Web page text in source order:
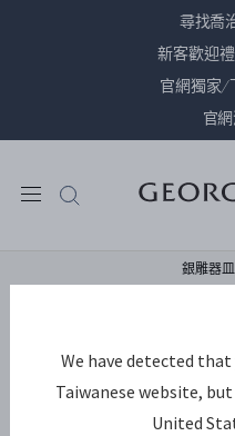
尋找喬
新客歡迎
官網獨家/
官
銀雕器皿
We have detected
Taiwanese website,
United